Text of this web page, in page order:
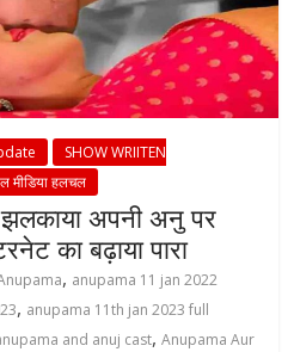
SHOW WRIITEN
मीडिया हलचल
अपनी अनु पर
का बढ़ाया पारा
, anupama 11 jan 2022
, anupama 11th jan 2023 full
and anuj cast,Anupama Aur